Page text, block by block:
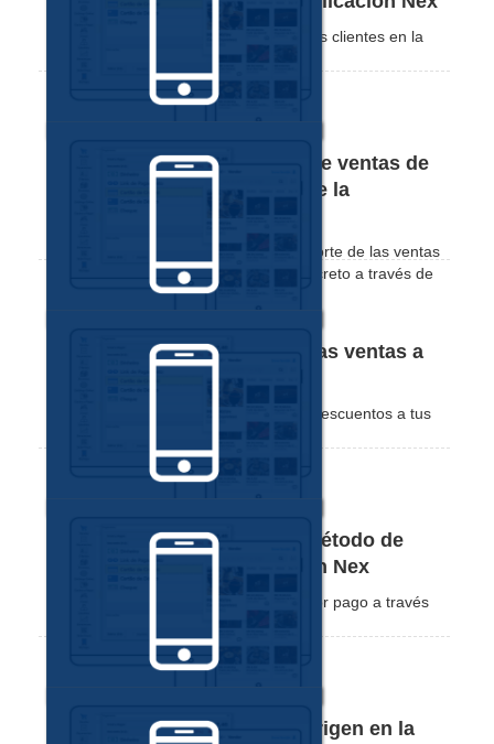
Vea cómo comprobar las deudas de sus clientes en la
Cómo comprobar las cifras de ventas de
un cliente y la cantidad desde la
Vea lo práctico que es consultar el importe de las ventas
y los valores vendidos a un cliente concreto a través de
la aplicación de Nex.
Cómo hacer descuentos en las ventas a
Comprueba lo práctico que es aplicar descuentos a tus
Cómo filtrar las ventas por método de
pago a través de la aplicación Nex
Aprende a aplicar filtros a tus ventas por pago a través
Cómo filtrar las ventas por origen en la